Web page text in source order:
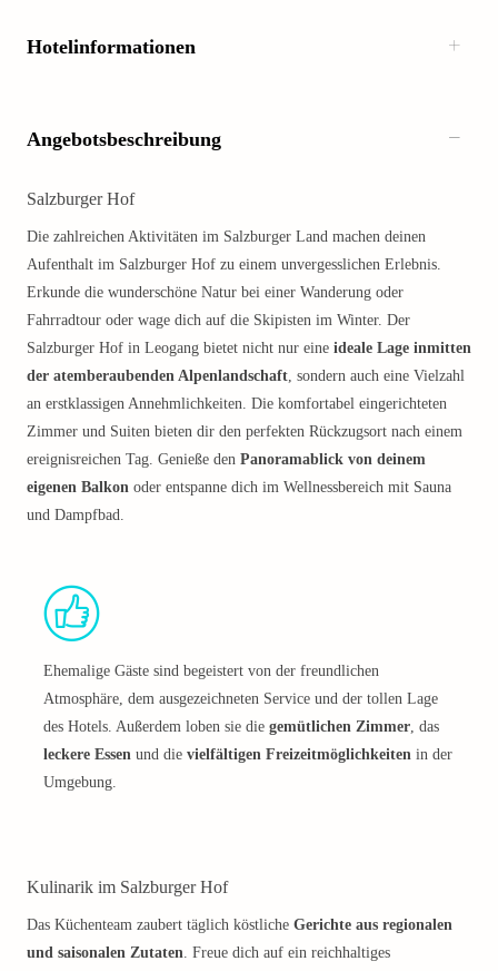
Hotelinformationen
Angebotsbeschreibung
Salzburger Hof
Die zahlreichen Aktivitäten im Salzburger Land machen deinen
Aufenthalt im Salzburger Hof zu einem unvergesslichen Erlebnis.
Erkunde die wunderschöne Natur bei einer Wanderung oder
Fahrradtour oder wage dich auf die Skipisten im Winter. Der
Salzburger Hof in Leogang bietet nicht nur eine ideale Lage inmitten
der atemberaubenden Alpenlandschaft, sondern auch eine Vielzahl
an erstklassigen Annehmlichkeiten. Die komfortabel eingerichteten
Zimmer und Suiten bieten dir den perfekten Rückzugsort nach einem
ereignisreichen Tag. Genieße den Panoramablick von deinem
eigenen Balkon oder entspanne dich im Wellnessbereich mit Sauna
und Dampfbad.
Ehemalige Gäste sind begeistert von der freundlichen
Atmosphäre, dem ausgezeichneten Service und der tollen Lage
des Hotels. Außerdem loben sie die gemütlichen Zimmer, das
leckere Essen und die vielfältigen Freizeitmöglichkeiten in der
Umgebung.
Kulinarik im Salzburger Hof
Das Küchenteam zaubert täglich köstliche Gerichte aus regionalen
und saisonalen Zutaten. Freue dich auf ein reichhaltiges